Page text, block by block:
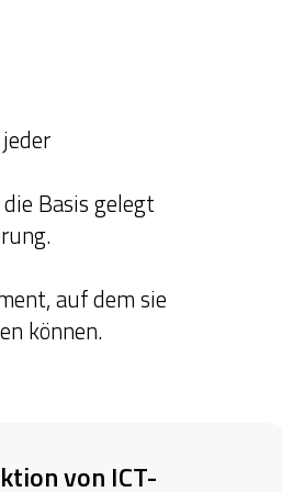
Basis gelegt
auf dem sie
können.
von ICT-